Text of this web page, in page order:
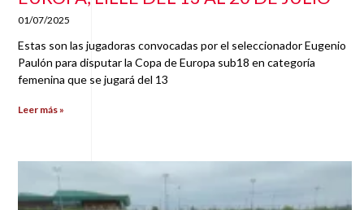
01/07/2025
Estas son las jugadoras convocadas por el seleccionador Eugenio
Paulón para disputar la Copa de Europa sub18 en categoría
femenina que se jugará del 13
Leer más »